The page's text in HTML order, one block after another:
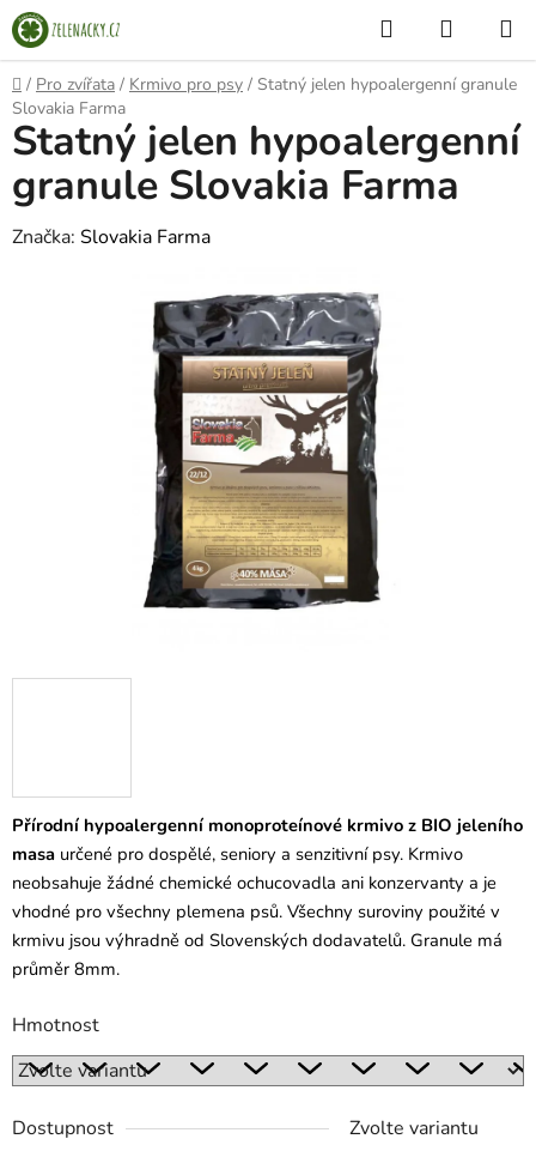
Přejít
na
obsah
Hledat
KOŠÍK
Domů
/ Pro zvířata / Krmivo pro psy / Statný jelen hypoalergenní granule
Slovakia Farma
Přírodní hypoalergenní monoproteínové krmivo z BIO jeleního
masa určené pro dospělé, seniory a senzitivní psy. Krmivo
neobsahuje žádné chemické ochucovadla ani konzervanty a je
vhodné pro všechny plemena psů. Všechny suroviny použité v
krmivu jsou výhradně od Slovenských dodavatelů. Granule má
průměr 8mm.
Hmotnost
Dostupnost Zvolte variantu
Statný jelen hypoalergenní
granule Slovakia Farma
Značka: Slovakia Farma